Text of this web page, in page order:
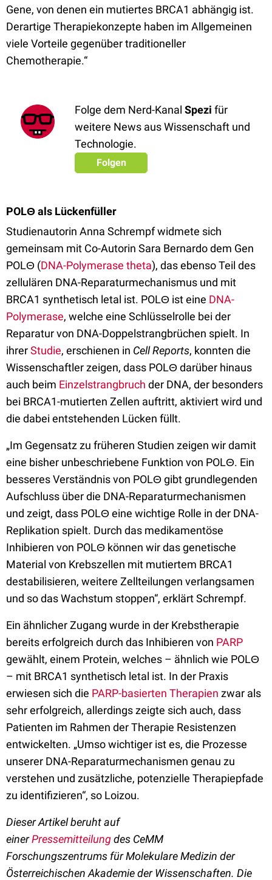
Gene, von denen ein mutiertes BRCA1 abhängig ist.
Derartige Therapiekonzepte haben im Allgemeinen
viele Vorteile gegenüber traditioneller
Chemotherapie.“
Folge dem Nerd-Kanal Spezi für
weitere News aus Wissenschaft und
Technologie.
Folgen
POLΘ als Lückenfüller
Studienautorin Anna Schrempf widmete sich
gemeinsam mit Co-Autorin Sara Bernardo dem Gen
POLΘ (DNA-Polymerase theta), das ebenso Teil des
zellulären DNA-Reparaturmechanismus und mit
BRCA1 synthetisch letal ist. POLΘ ist eine DNA-
Polymerase, welche eine Schlüsselrolle bei der
Reparatur von DNA-Doppelstrangbrüchen spielt. In
ihrerStudie, erschienen in Cell Reports, konnten die
Wissenschaftler zeigen, dass POLΘ darüber hinaus
auch beim Einzelstrangbruch der DNA, der besonders
bei BRCA1-mutierten Zellen auftritt, aktiviert wird und
die dabei entstehenden Lücken füllt.
„Im Gegensatz zu früheren Studien zeigen wir damit
eine bisher unbeschriebene Funktion von POLΘ. Ein
besseres Verständnis von POLΘ gibt grundlegenden
Aufschluss über die DNA-Reparaturmechanismen
und zeigt, dass POLΘ eine wichtige Rolle in der DNA-
Replikation spielt. Durch das medikamentöse
Inhibieren von POLΘ können wir das genetische
Material von Krebszellen mit mutiertem BRCA1
destabilisieren, weitere Zellteilungen verlangsamen
und so das Wachstum stoppen“, erklärt Schrempf.
Ein ähnlicher Zugang wurde in der Krebstherapie
bereits erfolgreich durch das Inhibieren von PARP
gewählt, einem Protein, welches – ähnlich wie POLΘ
– mit BRCA1 synthetisch letal ist. In der Praxis
erwiesen sich die PARP-basierten Therapien zwar als
sehr erfolgreich, allerdings zeigte sich auch, dass
Patienten im Rahmen der Therapie Resistenzen
entwickelten. „Umso wichtiger ist es, die Prozesse
unserer DNA-Reparaturmechanismen genau zu
verstehen und zusätzliche, potenzielle Therapiepfade
zu identifizieren“, so Loizou.
Dieser Artikel beruht auf
einerPressemitteilungdes CeMM
Forschungszentrums für Molekulare Medizin der
Österreichischen Akademie der Wissenschaften. Die